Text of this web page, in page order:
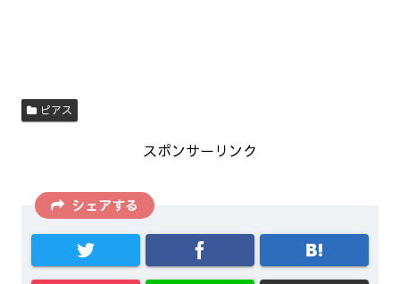
ピアス
スポンサーリンク
シェアする